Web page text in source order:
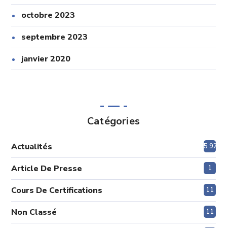
octobre 2023
septembre 2023
janvier 2020
Catégories
Actualités 5 920
Article De Presse 1
Cours De Certifications 11
Non Classé 11